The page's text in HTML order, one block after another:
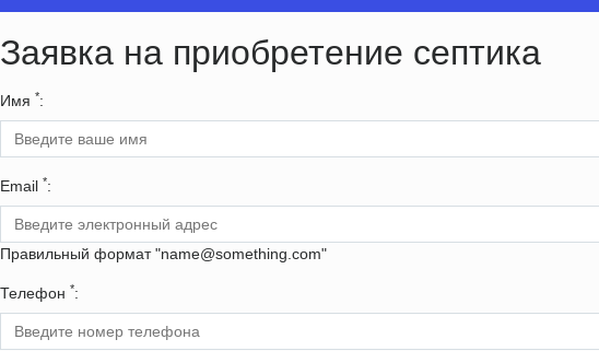
Заявка на приобретение септика
Имя *:
Email *:
Правильный формат "name@something.com"
Телефон *: